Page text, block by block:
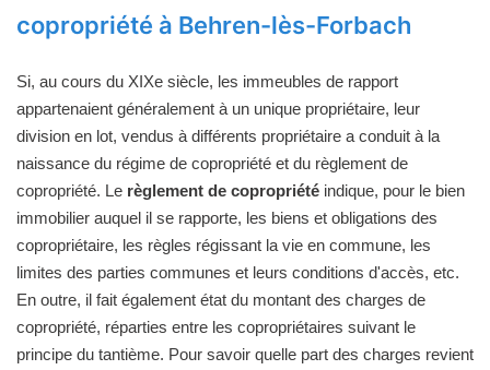
copropriété à Behren-lès-Forbach
Si, au cours du XIXe siècle, les immeubles de rapport
appartenaient généralement à un unique propriétaire, leur
division en lot, vendus à différents propriétaire a conduit à la
naissance du régime de copropriété et du règlement de
copropriété. Le règlement de copropriété indique, pour le bien
immobilier auquel il se rapporte, les biens et obligations des
copropriétaire, les règles régissant la vie en commune, les
limites des parties communes et leurs conditions d'accès, etc.
En outre, il fait également état du montant des charges de
copropriété, réparties entre les copropriétaires suivant le
principe du tantième. Pour savoir quelle part des charges revient